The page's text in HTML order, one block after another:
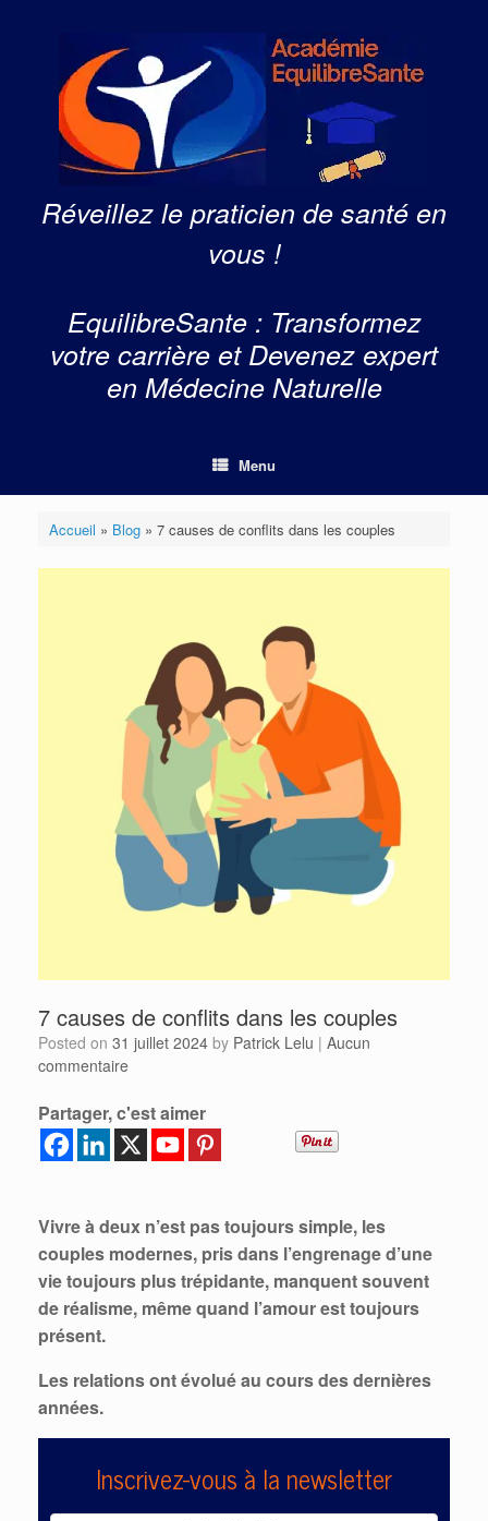
Réveillez le praticien de santé en
vous !
EquilibreSante : Transformez
votre carrière et Devenez expert
en Médecine Naturelle
Menu
Accueil » Blog» 7 causes de conflits dans les couples
7 causes de conflits dans les couples
Posted on 31 juillet 2024 by Patrick Lelu | Aucun
commentaire
Partager, c'est aimer
Vivre à deux n’est pas toujours simple, les
couples modernes, pris dans l’engrenage d’une
vie toujours plus trépidante, manquent souvent
de réalisme, même quand l’amour est toujours
présent.
Les relations ont évolué au cours des dernières
années.
Inscrivez-vous à la newsletter